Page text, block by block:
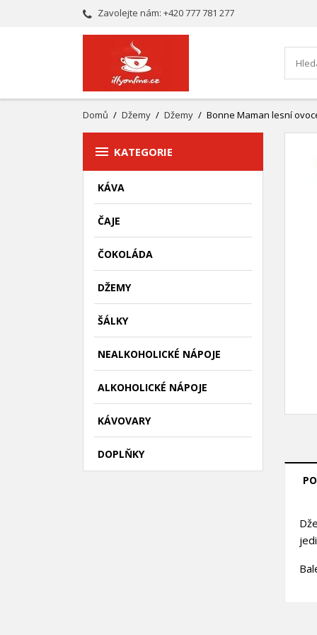
Zavolejte nám: +420 777 781 277
Domů Džemy Džemy Bonne Maman lesní
 KATEGORIE
KÁVA
ČAJE
ČOKOLÁDA
DŽEMY
ŠÁLKY
NEALKOHOLICKÉ NÁPOJE
ALKOHOLICKÉ NÁPOJE
KÁVOVARY
DOPLŇKY